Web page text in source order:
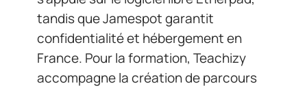
tandis que Jamespot garantit
confidentialité et hébergement en
France. Pour la formation, Teachizy
accompagne la création de parcours